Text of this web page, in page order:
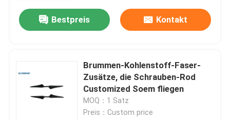
Bestpreis Kontakt
Brummen-Kohlenstoff-Faser-
Zusätze, die Schrauben-Rod
Customized Soem fliegen
MOQ：1 Satz
Preis：Custom price